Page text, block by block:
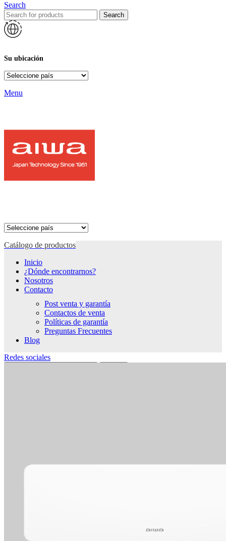
Search
Search
Su ubicación
Menu
Catálogo de productos
Inicio
¿Dónde encontrarnos?
Nosotros
Contacto
Post venta y garantía
Contactos de venta
Políticas de garantía
Preguntas Frecuentes
Blog
Redes sociales